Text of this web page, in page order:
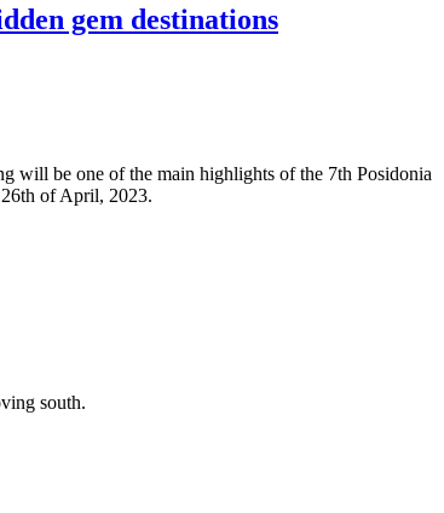
gem destinations
will be one of the main highlights of the 7th Posidonia
of April, 2023.
south.